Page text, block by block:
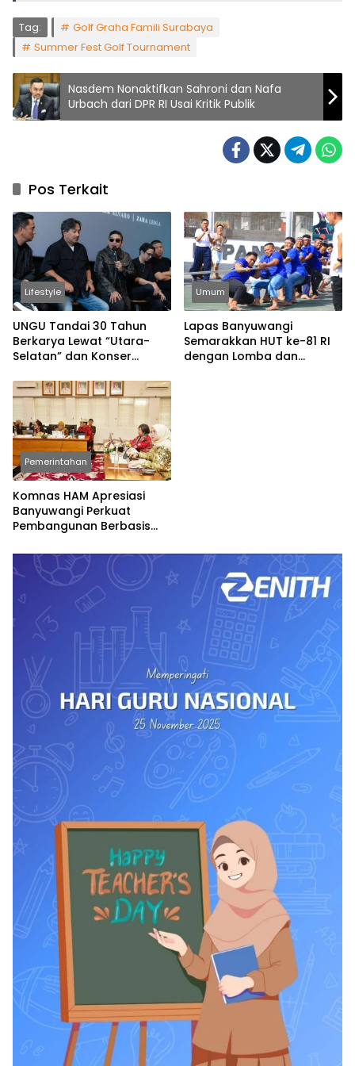
Tag:
Golf Graha Famili Surabaya
Summer Fest Golf Tournament
Nasdem Nonaktifkan Sahroni dan Nafa
Urbach dari DPR RI Usai Kritik Publik
Pos Terkait
Lifestyle
UNGU Tandai 30 Tahun
Berkarya Lewat “Utara-
Selatan” dan Konser
Umum
Lapas Banyuwangi
Semarakkan HUT ke-81 RI
dengan Lomba dan
Pemerintahan
Komnas HAM Apresiasi
Banyuwangi Perkuat
Pembangunan Berbasis